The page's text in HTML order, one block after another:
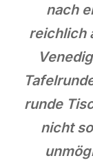
nach
reichlich
runde
nicht